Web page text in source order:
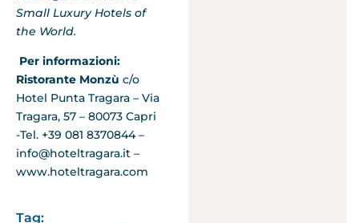
Small Luxury Hotels of
the World.
Per informazioni:
Ristorante Monzù c/o
Hotel Punta Tragara – Via
Tragara, 57 – 80073 Capri
-Tel. +39 081 8370844 –
info@hoteltragara.it –
www.hoteltragara.com
Tag: